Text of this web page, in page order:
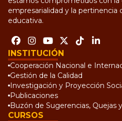
empresarialidad y la pertinencia
educativa.
INSTITUCIÓN
Cooperación Nacional e
Gestión de la Calidad
Investigación y Proyección
Publicaciones
Buzón de Sugerencias, Quejas
CURSOS